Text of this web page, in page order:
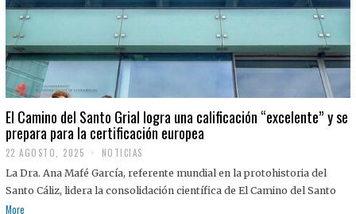
El Camino del Santo Grial logra una calificación “excelente” y se
prepara para la certificación europea
22 AGOSTO, 2025
2
A
G
NOTICIAS
La Dra. Ana Mafé García, referente mundial en la protohistoria del
Santo Cáliz, lidera la consolidación científica de El Camino del Santo
More